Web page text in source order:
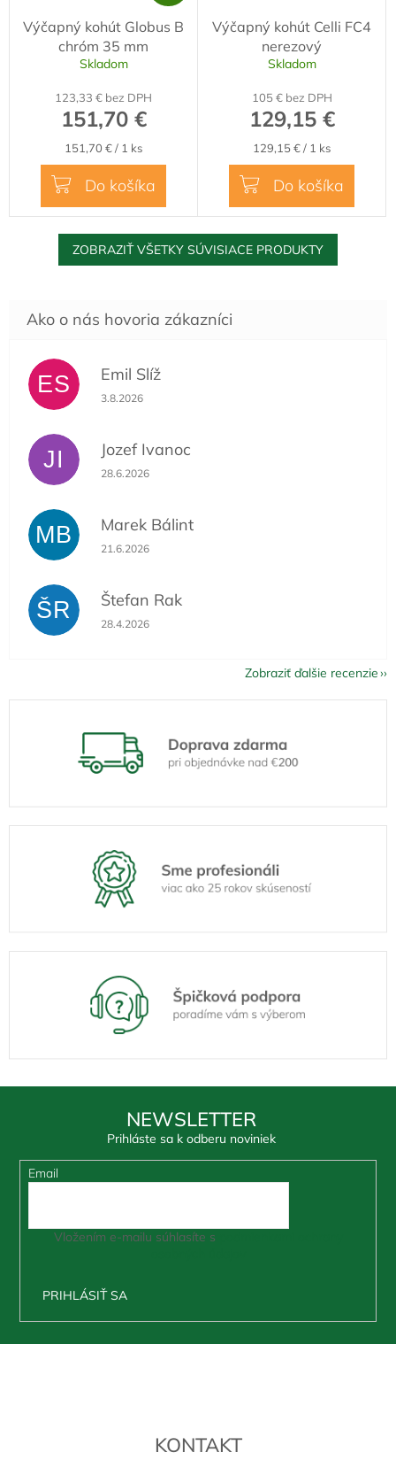
A
D
Výčapný kohút Globus B
chróm 35 mm
Skladom
123,33 € bez DPH
151,70 €
Jednotková
cena:
151,70 € / 1 ks
Do košíka
Výčapný kohút Celli FC4
nerezový
Skladom
105 € bez DPH
129,15 €
Jednotková
cena:
129,15 € / 1 ks
Do košíka
ZOBRAZIŤ VŠETKY SÚVISIACE PRODUKTY
ES Emil Slíž
Hodnotenie obchodu je 5 z 5 hviezdičiek.
3.8.2026
JI Jozef Ivanoc
Hodnotenie obchodu je 5 z 5 hviezdičiek.
28.6.2026
MB Marek Bálint
Hodnotenie obchodu je 5 z 5 hviezdičiek.
21.6.2026
ŠR Štefan Rak
Hodnotenie obchodu je 5 z 5 hviezdičiek.
28.4.2026
Zobraziť ďalšie recenzie
NEWSLETTER
Prihláste sa k odberu noviniek
Email
Vložením e-mailu súhlasíte s
PRIHLÁSIŤ SA
KONTAKT